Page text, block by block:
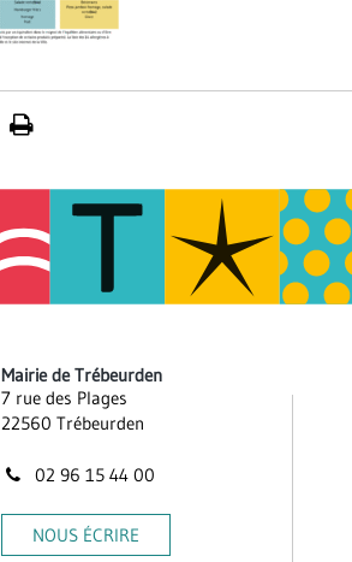
Imprimer
Mairie de Trébeurden
7 rue des Plages
22560 Trébeurden
02 96 15 44 00
NOUS ÉCRIRE